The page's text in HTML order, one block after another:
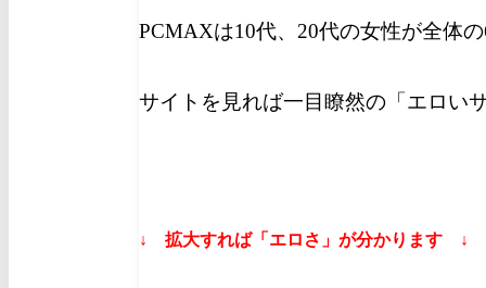
PCMAXは10代、20代の女性が全体
サイトを見れば一目瞭然の「エロい
↓ 拡大すれば「エロさ」が分かります ↓